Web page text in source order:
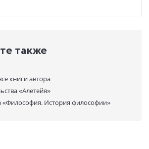
также
книги автора
«Алетейя»
«Философия. История философии»